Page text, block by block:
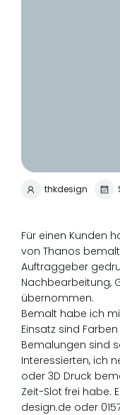
thkdesign
Für einen Kunden
von Thanos
Auftraggeber
Nachbearbeitung,
übernommen.
Bemalt habe ich
Einsatz sind
Bemalungen sind
Interessierten, ich
oder 3D Druck
Zeit-Slot frei habe.
design.de oder